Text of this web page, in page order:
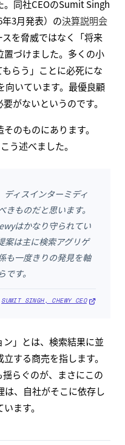
同社CEOのSumit Singh
3月発表）の決算説明会
を脅威ではなく「将来
置づけました。多くの小
らう」ことに必死にな
向いています。最優良顧
がないというのです。
のものにあります。
う述べました。
ディスインターミディ
ものだと思います。
はかなり守られてい
案は主に検索アグリゲ
も一度きりの発見を軸
す。
SUMIT SINGH, CHEWY CEO
」とは、検索結果に並
する商売を指します。
らぐのが、まさにこの
は、自社がそこに依存し
ます。